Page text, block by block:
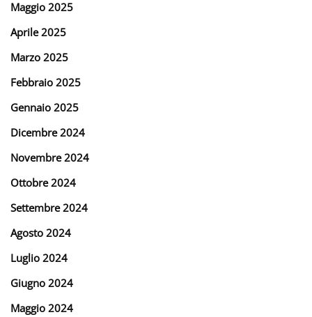
Maggio 2025
Aprile 2025
Marzo 2025
Febbraio 2025
Gennaio 2025
Dicembre 2024
Novembre 2024
Ottobre 2024
Settembre 2024
Agosto 2024
Luglio 2024
Giugno 2024
Maggio 2024